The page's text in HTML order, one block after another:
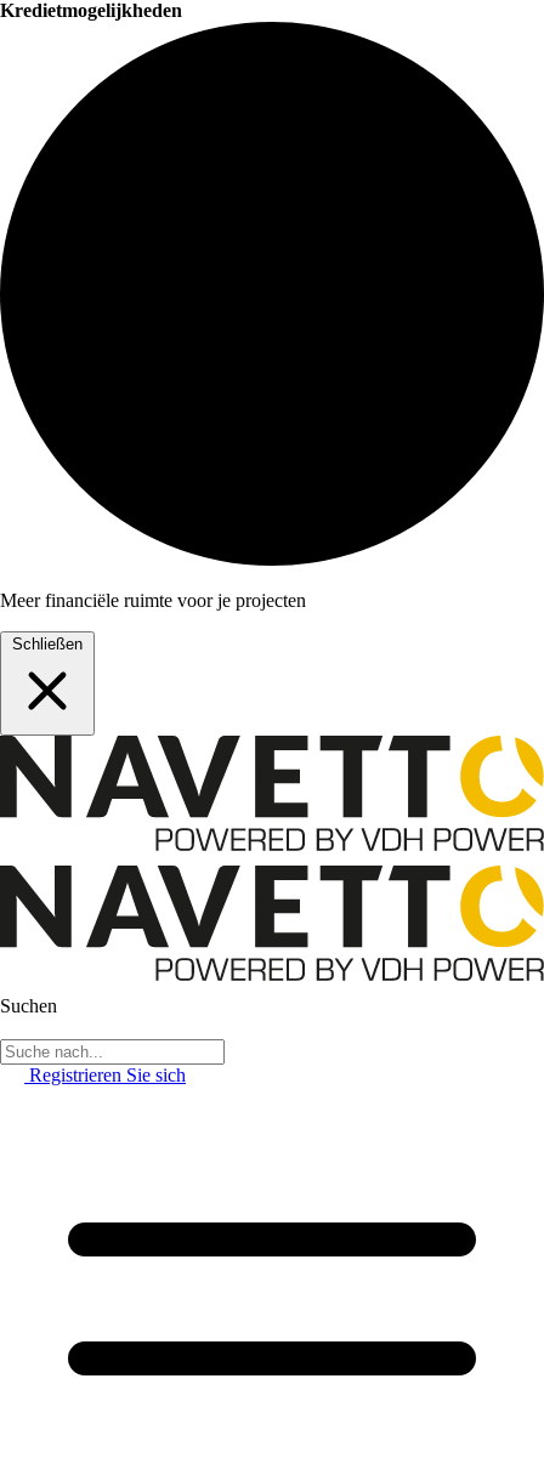
Kredietmogelijkheden
Meer financiële ruimte voor je projecten
Schließen
Suchen
Registrieren Sie sich